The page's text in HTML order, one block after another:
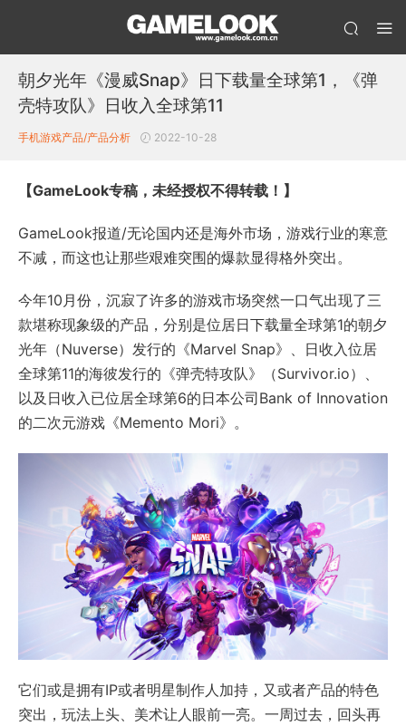
朝夕光年《漫威Snap》日下载量全球第1，《弹
壳特攻队》日收入全球第11
手机游戏产品/产品分析 2022-10-28
【GameLook专稿，未经授权不得转载！ 】
GameLook报道/无论国内还是海外市场，游戏行业的寒意
不减，而这也让那些艰难突围的爆款显得格外突出。
今年10月份，沉寂了许多的游戏市场突然一口气出现了三
款堪称现象级的产品，分别是位居日下载量全球第1的朝夕
光年（Nuverse）发行的《Marvel Snap》、日收入位居
全球第11的海彼发行的《弹壳特攻队》（Survivor.io）、
以及日收入已位居全球第6的日本公司Bank of Innovation
的二次元游戏《Memento Mori》。
它们或是拥有IP或者明星制作人加持，又或者产品的特色
突出，玩法上头、美术让人眼前一亮。一周过去，回头再